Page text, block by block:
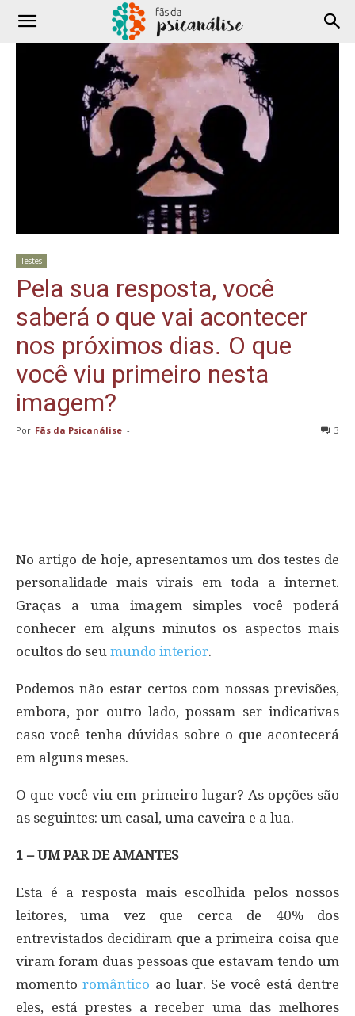
Testes
Pela sua resposta, você
saberá o que vai acontecer
nos próximos dias. O que
você viu primeiro nesta
imagem?
Por Fãs da Psicanálise - 3
No artigo de hoje, apresentamos um dos testes de
personalidade mais virais em toda a internet.
Graças a uma imagem simples você poderá
conhecer em alguns minutos os aspectos mais
ocultos do seu mundo interior.
Podemos não estar certos com nossas previsões,
embora, por outro lado, possam ser indicativas
caso você tenha dúvidas sobre o que acontecerá
em alguns meses.
O que você viu em primeiro lugar? As opções são
as seguintes: um casal, uma caveira e a lua.
1 – UM PAR DE AMANTES
Esta é a resposta mais escolhida pelos nossos
leitores, uma vez que cerca de 40% dos
entrevistados decidiram que a primeira coisa que
viram foram duas pessoas que estavam tendo um
momentoromântico ao luar. Se você está dentre
eles, está prestes a receber uma das melhores